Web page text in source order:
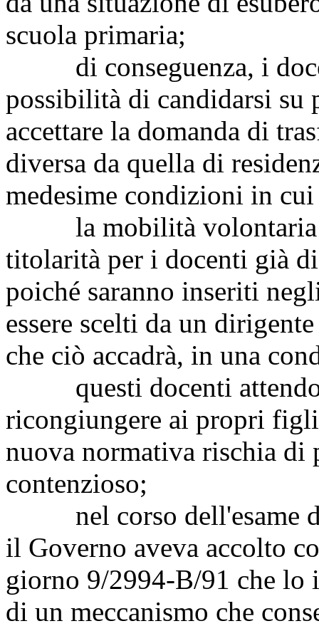
scuola primaria;
di conseguenza, i
possibilità di candidarsi su
accettare la domanda di
diversa da quella di
medesime condizioni in
la mobilità volontaria
titolarità per i docenti già
poiché saranno inseriti
essere scelti da un
che ciò accadrà, in una
questi docenti
ricongiungere ai propri
nuova normativa rischia di
contenzioso;
nel corso dell'esame
il Governo aveva accolto
giorno 9/2994-B/91 che lo
di un meccanismo che